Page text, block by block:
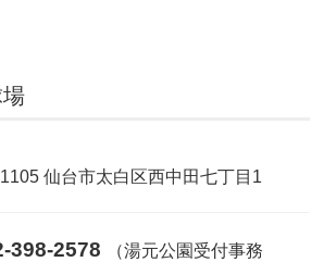
仙台市太白区西中田七丁目1
398-2578
（湯元公園受付事務